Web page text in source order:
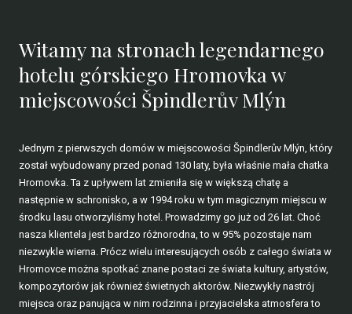
Witamy na stronach legendarnego
hotelu górskiego Hromovka w
miejscowości Špindlerův Mlýn
Jednym z pierwszych domów w miejscowości Špindlerův Mlýn, który
został wybudowany przed ponad 130 laty, była właśnie mała chatka
Hromovka. Ta z upływem lat zmieniła się w większą chatę a
następnie w schronisko, a w 1994 roku w tym magicznym miejscu w
środku lasu otworzyliśmy hotel. Prowadzimy go już od 26 lat. Choć
nasza klientela jest bardzo różnorodna, to w 95% pozostaje nam
niezwykle wierna. Prócz wielu interesujących osób z całego świata w
Hromovce można spotkać znane postaci ze świata kultury, artystów,
kompozytorów jak również świetnych aktorów. Niezwykły nastrój
miejsca oraz panująca w nim rodzinna i przyjacielska atmosfera to